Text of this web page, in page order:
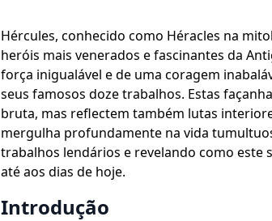
Hércules, conhecido como Héracles na
heróis mais venerados e fascinantes da
força inigualável e de uma coragem
seus famosos doze trabalhos. Estas
bruta, mas reflectem também lutas
mergulha profundamente na vida
trabalhos lendários e revelando como este
até aos dias de hoje.
Introdução